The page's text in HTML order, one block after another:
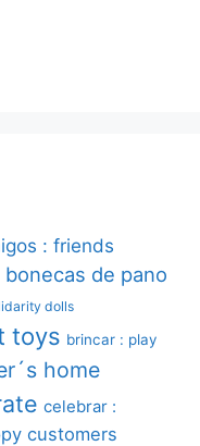
: friends
bonecas de pano
dolls
toys brincar : play
home
celebrar :
customers